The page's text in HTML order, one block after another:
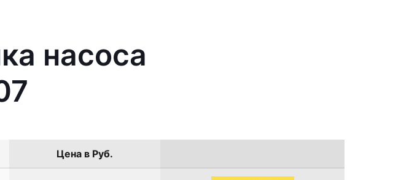
насоса
Цена в Руб.